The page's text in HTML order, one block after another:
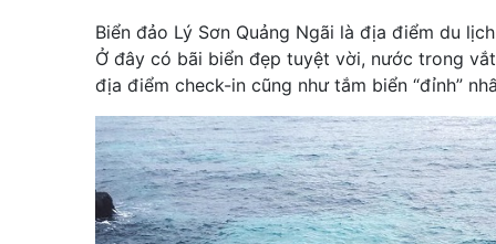
Biển đảo Lý Sơn Quảng Ngãi là địa điểm du
Ở đây có bãi biển đẹp tuyệt vời, nước trong
địa điểm check-in cũng như tắm biển “đỉnh”